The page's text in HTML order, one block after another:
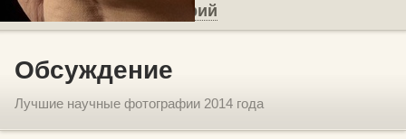
Добавить комментарий
Обсуждение
Лучшие научные фотографии 2014 года